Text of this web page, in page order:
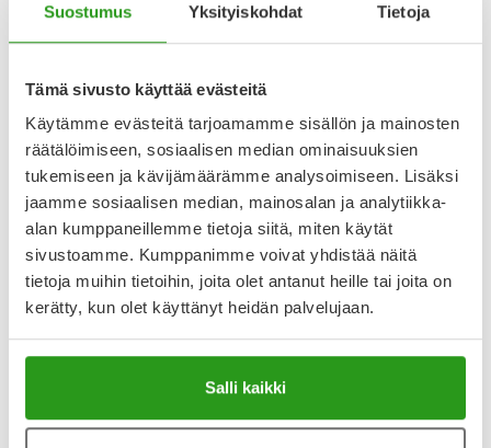
Suostumus Yksityiskohdat Tietoja
Tämä sivusto käyttää evästeitä
Käytämme evästeitä tarjoamamme sisällön ja mainosten
räätälöimiseen, sosiaalisen median ominaisuuksien
tukemiseen ja kävijämäärämme analysoimiseen. Lisäksi
jaamme sosiaalisen median, mainosalan ja analytiikka-
alan kumppaneillemme tietoja siitä, miten käytät
sivustoamme. Kumppanimme voivat yhdistää näitä
tietoja muihin tietoihin, joita olet antanut heille tai joita on
kerätty, kun olet käyttänyt heidän palvelujaan.
Salli kaikki
Hyvä tuote, kun vitamiineja tarvitsee
Vahva b12 valmiste
B12 ja muutaman muun eri b-ryhmän valmiste, mukana
myös biotiinia. Vegaanista ruokavaliota noudattavana
tuote on minulle välttämätön, mutta on niin vahva, että
riittää kun ottaa purutabletin 2-3päivän välein.
Näytä lisää arvosteluja
Katso kaikki Bethover-tuotteet